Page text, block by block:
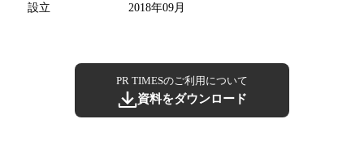
設立
2018年09月
PR TIMESのご利用について
資料をダウンロード